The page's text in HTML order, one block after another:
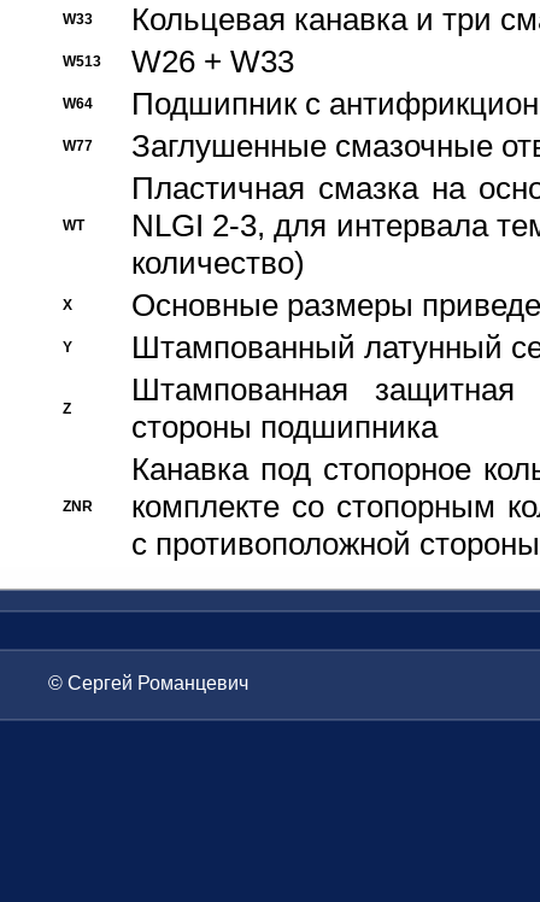
W33 Кольцевая канавка и три
W513 W26 + W33
W64 Подшипник с
W77 Заглушенные смазочные
WT
Пластичная смазка на
NLGI 2-3, для интервала
количество)
X Основные размеры
Y Штампованный латунный
Z
Штампованная
стороны подшипника
ZNR
Канавка под стопорное
комплекте со стопорным
с противоположной стороны
© Сергей Романцевич